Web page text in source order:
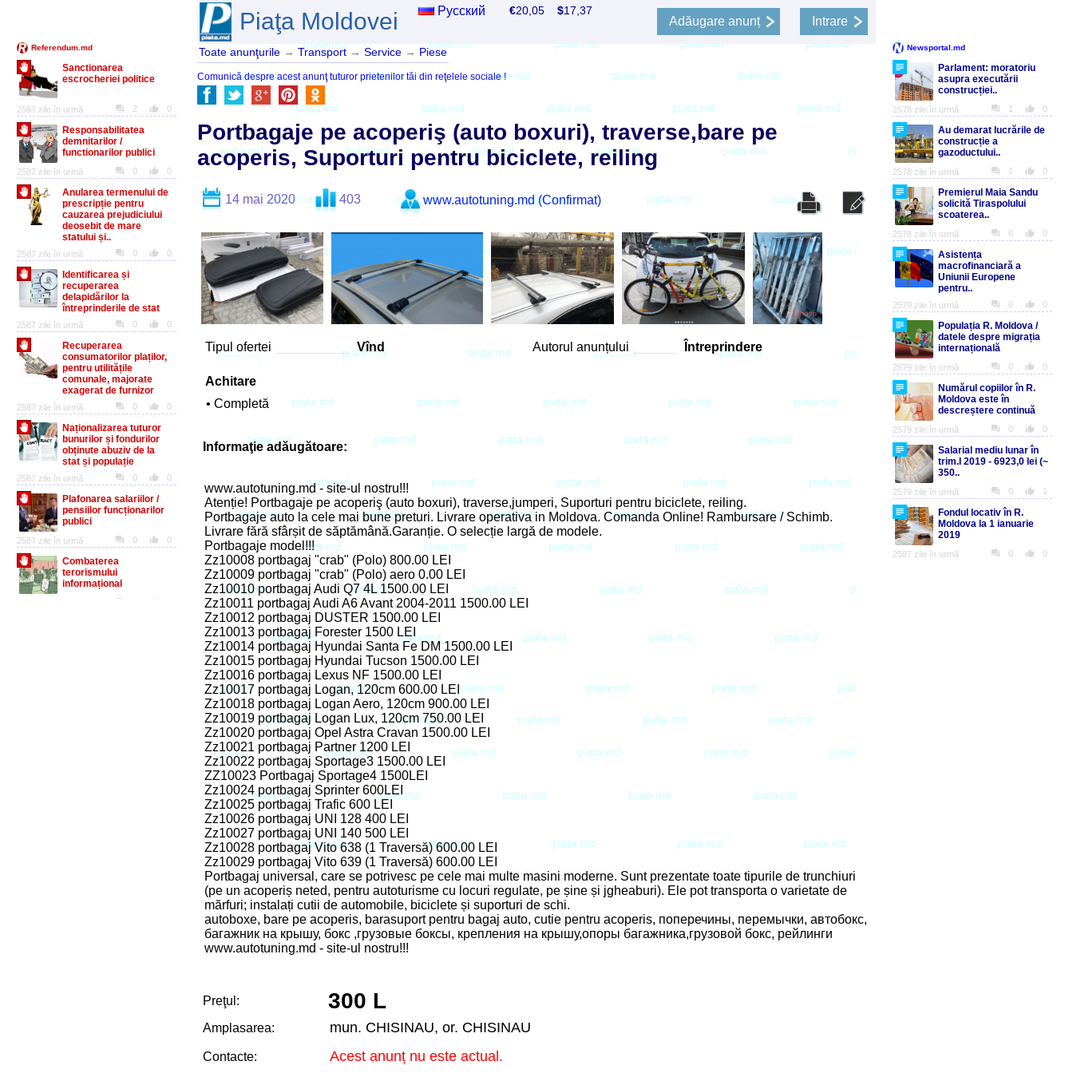
Piaţa Moldovei Русский €20,05$17,37
Adăugare anunț Intrare
Toate anunţurile → Transport → Service → Piese
Comunică despre acest anunţ tuturor prietenilor tăi din reţelele sociale !
Portbagaje pe acoperiş (auto boxuri), traverse,bare pe
acoperis, Suporturi pentru biciclete, reiling
14 mai 2020 403 www.autotuning.md (Confirmat)
Tipul ofertei Vînd Autorul anunțului Întreprindere
Achitare
• Completă
Informaţie adăugătoare:
www.autotuning.md - site-ul nostru!!!
Atenție! Portbagaje pe acoperiş (auto boxuri), traverse,jumperi, Suporturi pentru biciclete, reiling.
Portbagaje auto la cele mai bune preturi. Livrare operativa in Moldova. Comanda Online! Rambursare / Schimb.
Livrare fără sfârșit de săptămână.Garanție. O selecție largă de modele.
Portbagaje model!!!
Zz10008 portbagaj "crab" (Polo) 800.00 LEI
Zz10009 portbagaj "crab" (Polo) aero 0.00 LEI
Zz10010 portbagaj Audi Q7 4L 1500.00 LEI
Zz10011 portbagaj Audi A6 Avant 2004-2011 1500.00 LEI
Zz10012 portbagaj DUSTER 1500.00 LEI
Zz10013 portbagaj Forester 1500 LEI
Zz10014 portbagaj Hyundai Santa Fe DM 1500.00 LEI
Zz10015 portbagaj Hyundai Tucson 1500.00 LEI
Zz10016 portbagaj Lexus NF 1500.00 LEI
Zz10017 portbagaj Logan, 120cm 600.00 LEI
Zz10018 portbagaj Logan Aero, 120cm 900.00 LEI
Zz10019 portbagaj Logan Lux, 120cm 750.00 LEI
Zz10020 portbagaj Opel Astra Cravan 1500.00 LEI
Zz10021 portbagaj Partner 1200 LEI
Zz10022 portbagaj Sportage3 1500.00 LEI
ZZ10023 Portbagaj Sportage4 1500LEI
Zz10024 portbagaj Sprinter 600LEI
Zz10025 portbagaj Trafic 600 LEI
Zz10026 portbagaj UNI 128 400 LEI
Zz10027 portbagaj UNI 140 500 LEI
Zz10028 portbagaj Vito 638 (1 Traversă) 600.00 LEI
Zz10029 portbagaj Vito 639 (1 Traversă) 600.00 LEI
Portbagaj universal, care se potrivesc pe cele mai multe masini moderne. Sunt prezentate toate tipurile de trunchiuri
(pe un acoperiș neted, pentru autoturisme cu locuri regulate, pe șine și jgheaburi). Ele pot transporta o varietate de
mărfuri; instalați cutii de automobile, biciclete și suporturi de schi.
autoboxe, bare pe acoperis, barasuport pentru bagaj auto, cutie pentru acoperis, поперечины, перемычки, автобокс,
багажник на крышу, бокс ,грузовые боксы, крепления на крышу,опоры багажника,грузовой бокс, рейлинги
www.autotuning.md - site-ul nostru!!!
Preţul: 300 L
Amplasarea: mun. CHISINAU, or. CHISINAU
Contacte: Acest anunț nu este actual.